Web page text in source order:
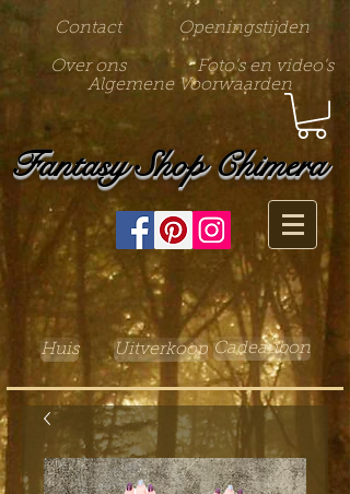
Contact Openingstijden
Over ons
Foto's en video's
Algemene Voorwaarden
Fantasy Shop Chimera
Huis Uitverkoop Cadeaubon